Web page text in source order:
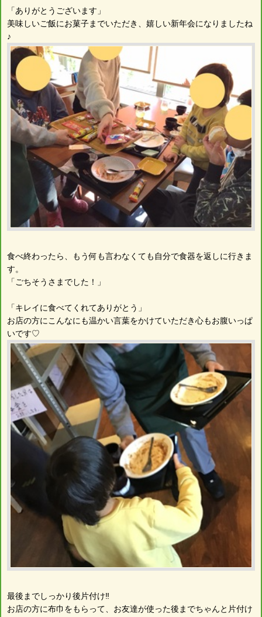
「ありがとうございます」
美味しいご飯にお菓子までいただき、嬉しい新年会になりましたね
♪
食べ終わったら、もう何も言わなくても自分で食器を返しに行きま
す。
「ごちそうさまでした！」
「キレイに食べてくれてありがとう」
お店の方にこんなにも温かい言葉をかけていただき心もお腹いっぱ
いです♡
最後までしっかり後片付け‼︎
お店の方に布巾をもらって、お友達が使った後までちゃんと片付け